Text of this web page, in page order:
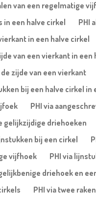
van een regelmatige
in een halve cirkel
PHI
in een halve cirkel
van een vierkant in een
zijde van een vierkant
bij een halve cirkel in
PHI via
gelijkzijdige driehoeken
bij een cirkel
vijfhoek
PHI via
driehoek en
PHI via twee